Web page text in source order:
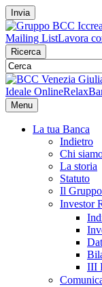
Invia
Mailing ListLavora
Ricerca
Ideale Online
Menu
La tua Banca
Indietro
Chi
La storia
Statuto
Il
Investor
III